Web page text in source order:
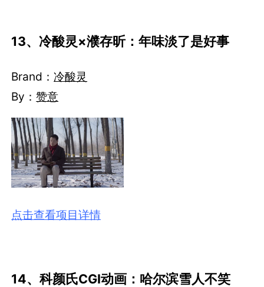
13、冷酸灵×濮存昕：年味淡了是好事
Brand：冷酸灵
By：赞意
点击查看项目详情
14、科颜氏CGI动画：哈尔滨雪人不笑